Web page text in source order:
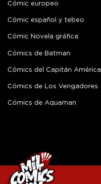
Cómic europeo
Cómic español y tebeo
Cómic Novela gráfica
Cómics de Batman
Cómics del Capitán América
Cómics de Los Vengadores
Cómics de Aquaman